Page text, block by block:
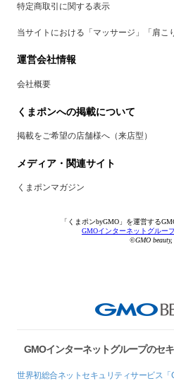
特定商取引に関する表示
当サイトにおける「マッサージ」「肩こ
運営会社情報
会社概要
くまポンへの掲載について
掲載をご希望の店舗様へ（来店型）
メディア・関連サイト
くまポンマガジン
「くまポンbyGMO」を運営する
GMOインターネットグルー
©GMO beauty,
GMOインターネットグループのセ
世界初総合ネットセキュリティサービス「